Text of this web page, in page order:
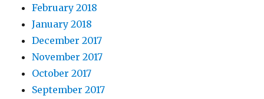
February 2018
January 2018
December 2017
November 2017
October 2017
September 2017